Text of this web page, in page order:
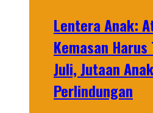
Lentera Anak:
Kemasan
Juli, Jutaan
Perlindungan